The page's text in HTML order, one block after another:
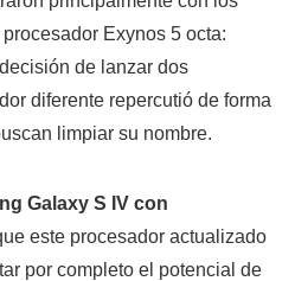
Exynos 5 octa:
de lanzar dos
diferente repercutió de forma
limpiar su nombre.
Galaxy S IV con
este procesador actualizado
por completo el potencial de